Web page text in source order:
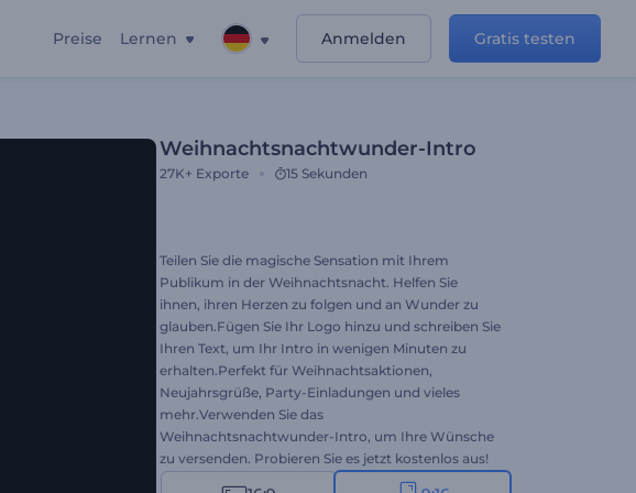
Preise Lernen Anmelden Gratis testen
Weihnachtsnachtwunder-Intro
27K+ Exporte 15 Sekunden
Teilen Sie die magische Sensation mit Ihrem
Publikum in der Weihnachtsnacht. Helfen Sie
ihnen, ihren Herzen zu folgen und an Wunder zu
glauben.Fügen Sie Ihr Logo hinzu und schreiben Sie
Ihren Text, um Ihr Intro in wenigen Minuten zu
erhalten.Perfekt für Weihnachtsaktionen,
Neujahrsgrüße, Party-Einladungen und vieles
mehr.Verwenden Sie das
Weihnachtsnachtwunder-Intro, um Ihre Wünsche
zu versenden. Probieren Sie es jetzt kostenlos aus!